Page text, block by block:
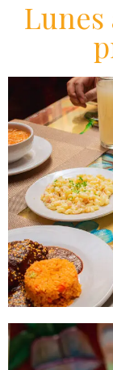
Lunes